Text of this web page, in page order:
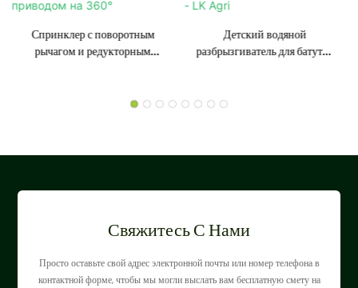
Спринклер с поворотным
рычагом и редукторным
Детский водяной
разбрызгиватель для батута -
Свяжитесь С Нами
Просто оставьте свой адрес электронной почты или номер телефона в
контактной форме, чтобы мы могли выслать вам бесплатную смету на